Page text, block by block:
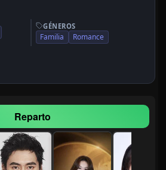
GÉNEROS
Familia Romance
Reparto